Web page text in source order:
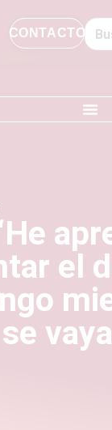
CONTACTO
el
vaya